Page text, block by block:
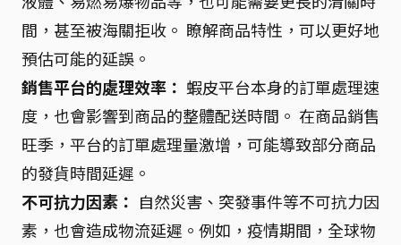
間，甚至被海關拒收。 瞭解商品特性，可以更好地
預估可能的延誤。
銷售平台的處理效率： 蝦皮平台本身的訂單處理速
度，也會影響到商品的整體配送時間。 在商品銷售
旺季，平台的訂單處理量激增，可能導致部分商品
的發貨時間延遲。
不可抗力因素： 自然災害、突發事件等不可抗力因
素，也會造成物流延遲。例如，疫情期間，全球物